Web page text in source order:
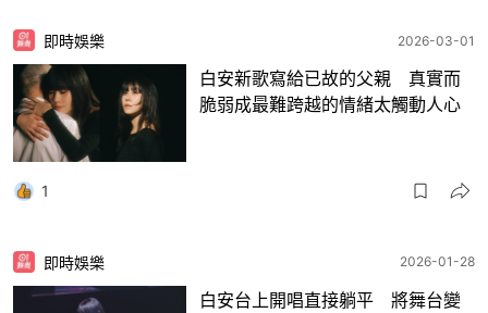
即時娛樂 2026-03-01
白安新歌寫給已故的父親 真實而
脆弱成最難跨越的情緒太觸動人心
1
即時娛樂 2026-01-28
白安台上開唱直接躺平 將舞台變